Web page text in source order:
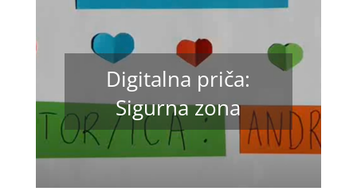
Digitalna priča:
Sigurna zona